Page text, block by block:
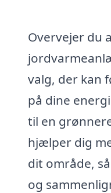
Overvejer du
valg, der kan
på dine
til en
hjælper dig
dit område,
og